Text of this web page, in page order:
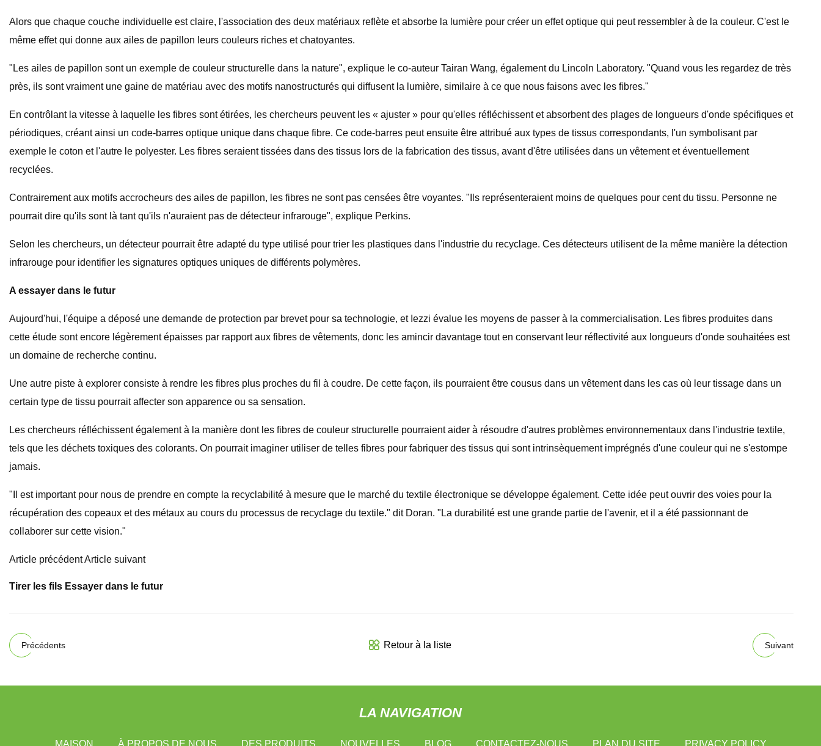
Alors que chaque couche individuelle est claire, l'association des deux matériaux reflète et absorbe la lumière pour créer un effet optique qui peut ressembler à de la couleur. C'est le
même effet qui donne aux ailes de papillon leurs couleurs riches et chatoyantes.
"Les ailes de papillon sont un exemple de couleur structurelle dans la nature", explique le co-auteur Tairan Wang, également du Lincoln Laboratory. "Quand vous les regardez de très
près, ils sont vraiment une gaine de matériau avec des motifs nanostructurés qui diffusent la lumière, similaire à ce que nous faisons avec les fibres."
En contrôlant la vitesse à laquelle les fibres sont étirées, les chercheurs peuvent les « ajuster » pour qu'elles réfléchissent et absorbent des plages de longueurs d'onde spécifiques et
périodiques, créant ainsi un code-barres optique unique dans chaque fibre. Ce code-barres peut ensuite être attribué aux types de tissus correspondants, l'un symbolisant par
exemple le coton et l'autre le polyester. Les fibres seraient tissées dans des tissus lors de la fabrication des tissus, avant d'être utilisées dans un vêtement et éventuellement
recyclées.
Contrairement aux motifs accrocheurs des ailes de papillon, les fibres ne sont pas censées être voyantes. "Ils représenteraient moins de quelques pour cent du tissu. Personne ne
pourrait dire qu'ils sont là tant qu'ils n'auraient pas de détecteur infrarouge", explique Perkins.
Selon les chercheurs, un détecteur pourrait être adapté du type utilisé pour trier les plastiques dans l'industrie du recyclage. Ces détecteurs utilisent de la même manière la détection
infrarouge pour identifier les signatures optiques uniques de différents polymères.
A essayer dans le futur
Aujourd'hui, l'équipe a déposé une demande de protection par brevet pour sa technologie, et Iezzi évalue les moyens de passer à la commercialisation. Les fibres produites dans
cette étude sont encore légèrement épaisses par rapport aux fibres de vêtements, donc les amincir davantage tout en conservant leur réflectivité aux longueurs d'onde souhaitées est
un domaine de recherche continu.
Une autre piste à explorer consiste à rendre les fibres plus proches du fil à coudre. De cette façon, ils pourraient être cousus dans un vêtement dans les cas où leur tissage dans un
certain type de tissu pourrait affecter son apparence ou sa sensation.
Les chercheurs réfléchissent également à la manière dont les fibres de couleur structurelle pourraient aider à résoudre d'autres problèmes environnementaux dans l'industrie textile,
tels que les déchets toxiques des colorants. On pourrait imaginer utiliser de telles fibres pour fabriquer des tissus qui sont intrinsèquement imprégnés d'une couleur qui ne s'estompe
jamais.
"Il est important pour nous de prendre en compte la recyclabilité à mesure que le marché du textile électronique se développe également. Cette idée peut ouvrir des voies pour la
récupération des copeaux et des métaux au cours du processus de recyclage du textile." dit Doran. "La durabilité est une grande partie de l'avenir, et il a été passionnant de
collaborer sur cette vision."
Article précédent Article suivant
Tirer les fils Essayer dans le futur
Précédents Retour à la liste Suivant
LA NAVIGATION
MAISON À PROPOS DE NOUS DES PRODUITS NOUVELLES BLOG CONTACTEZ-NOUS PLAN DU SITE PRIVACY POLICY